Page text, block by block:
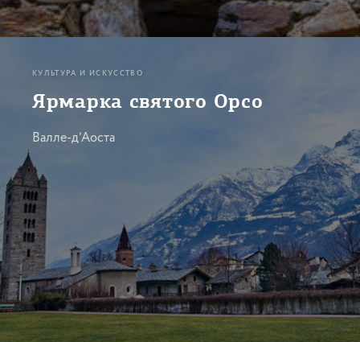
КУЛЬТУРА И ИСКУССТВО
Ярмарка святого Орсо
Валле-д’Аоста